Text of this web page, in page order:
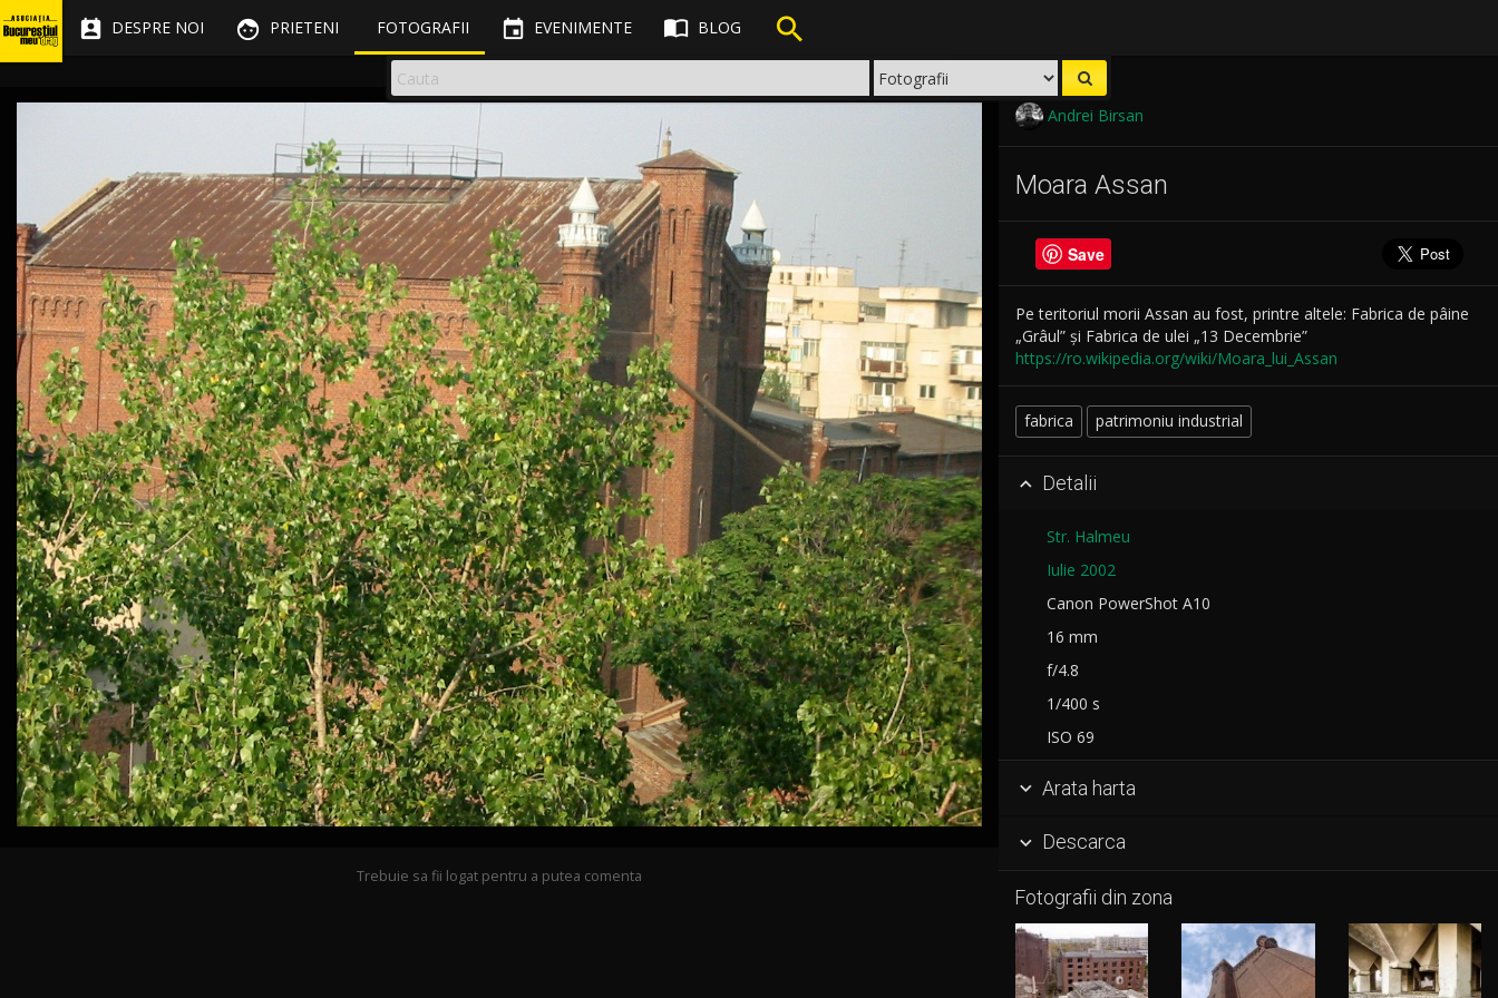
 DESPRE NOI  PRIETENI FOTOGRAFII  EVENIMENTE  BLOG 
Andrei Birsan
Moara Assan
Save
Pe teritoriul morii Assan au fost, printre altele: Fabrica de pâine
„Grâul” și Fabrica de ulei „13 Decembrie”
https://ro.wikipedia.org/wiki/Moara_lui_Assan
fabrica patrimoniu industrial
 Detalii
Str. Halmeu
Iulie 2002
Canon PowerShot A10
16 mm
f/4.8
1/400 s
ISO 69
 Arata harta
 Descarca
Fotografii din zona
Trebuie sa fii logat pentru a putea comenta